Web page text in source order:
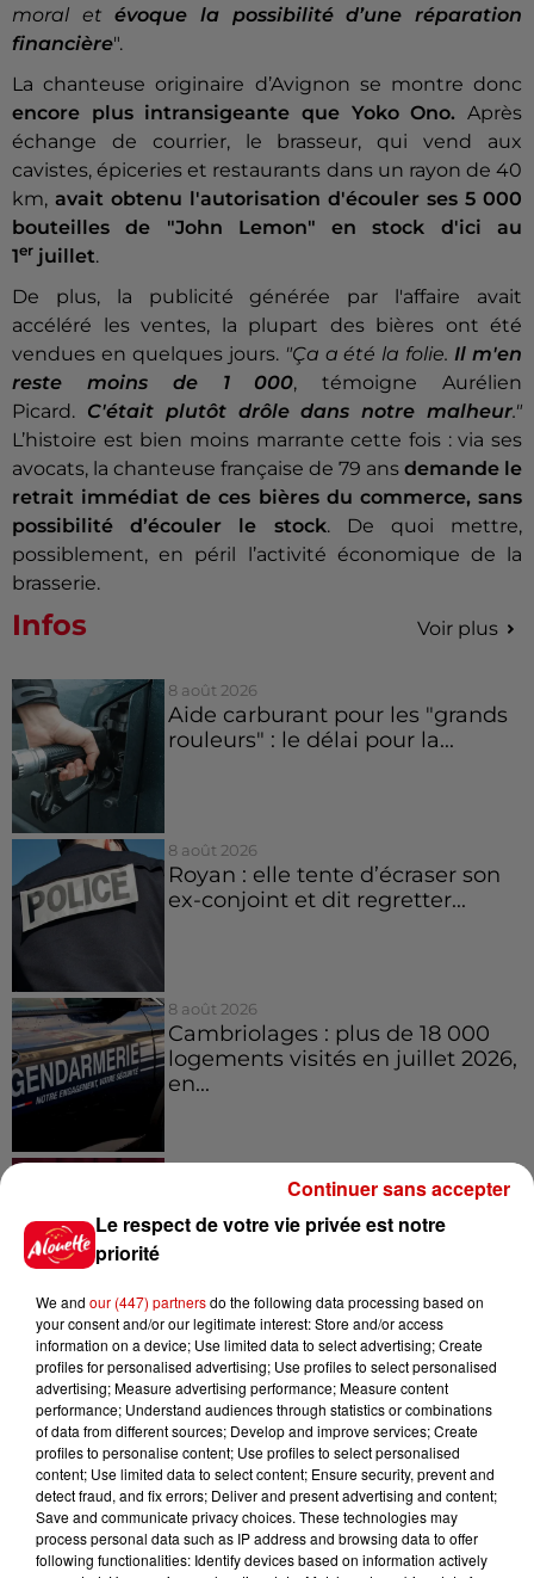
moral etévoque la possibilité d’une réparation
financière".
La chanteuse originaire d’Avignon se montre donc
encore plus intransigeante que Yoko Ono. Après
échange de courrier, le brasseur, qui vend aux
cavistes, épiceries et restaurants dans un rayon de 40
km, avait obtenu l'autorisation d'écouler ses 5 000
bouteilles de "John Lemon" en stock d'ici au
1er juillet.
De plus, la publicité générée par l'affaire avait
accéléré les ventes, la plupart des bières ont été
vendues en quelques jours. "Ça a été la folie.Il m'en
reste moins de 1 000, témoigne Aurélien
Picard. C'était plutôt drôle dans notre malheur."
L’histoire est bien moins marrante cette fois : via ses
avocats, la chanteuse française de 79 ans demande le
retrait immédiat de ces bières du commerce, sans
possibilité d’écouler le stock. De quoi mettre,
possiblement, en péril l’activité économique de la
brasserie.
Infos Voir plus
8 août 2026
Aide carburant pour les "grands
rouleurs" : le délai pour la...
8 août 2026
Royan : elle tente d’écraser son
ex-conjoint et dit regretter...
8 août 2026
Cambriolages : plus de 18 000
logements visités en juillet 2026,
en...
7 août 2026
Pape Léon XIV en France : quel
est son programme ?
Jeux Voir plus
Gagnez vos places pour le
festival Marché Gourmand 2026
à Coulon !
Le respect de votre vie privée est notre
priorité
We and our (447) partnersdo the following data processing based on
your consent and/or our legitimate interest: Store and/or access
information on a device; Use limited data to select advertising; Create
profiles for personalised advertising; Use profiles to select personalised
advertising; Measure advertising performance; Measure content
performance; Understand audiences through statistics or combinations
of data from different sources; Develop and improve services; Create
profiles to personalise content; Use profiles to select personalised
content; Use limited data to select content; Ensure security, prevent and
detect fraud, and fix errors; Deliver and present advertising and content;
Save and communicate privacy choices. These technologies may
process personal data such as IP address and browsing data to offer
following functionalities: Identify devices based on information actively
Continuer sans accepter